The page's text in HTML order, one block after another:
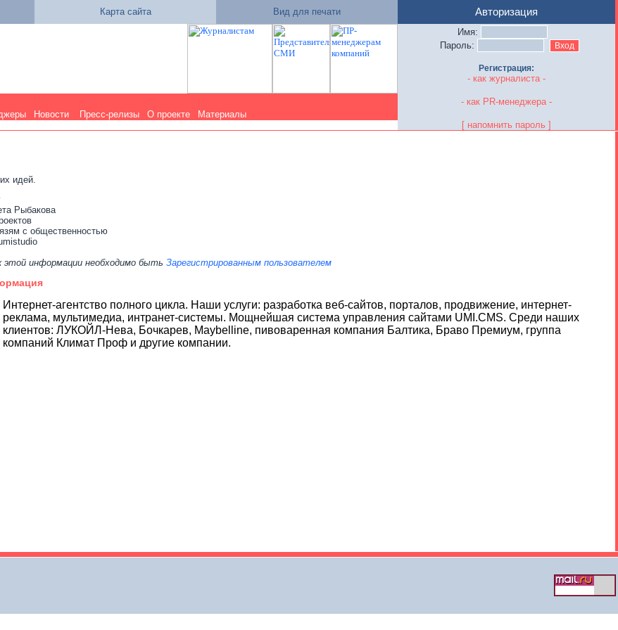
Карта сайта Вид для печати
Новости Пресс-релизы О проекте Материалы
Авторизация
Имя:
Пароль:
Регистрация:
- как журналиста -
- как PR-менеджера -
[ напомнить пароль ]
идей.
Рыбакова
с общественностью
этой информации необходимо быть Зарегистрированным пользователем
Интернет-агентство полного цикла. Наши услуги: разработка веб-сайтов, порталов, продвижение, интернет-
реклама, мультимедиа, интранет-системы. Мощнейшая система управления сайтами UMI.CMS. Среди наших
клиентов: ЛУКОЙЛ-Нева, Бочкарев, Maybelline, пивоваренная компания Балтика, Браво Премиум, группа
компаний Климат Проф и другие компании.